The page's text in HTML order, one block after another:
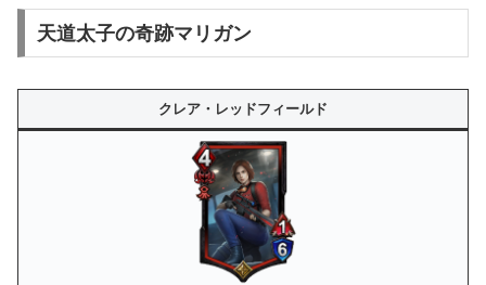
天道太子の奇跡マリガン
クレア・レッドフィールド